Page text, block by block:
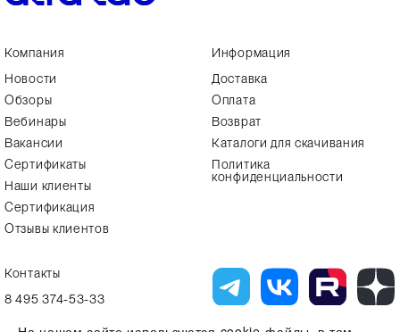
Компания
Новости
Обзоры
Вебинары
Вакансии
Сертификаты
Наши клиенты
Сертификация
Отзывы клиентов
Информация
Доставка
Оплата
Возврат
Каталоги для скачивания
Политика
конфиденциальности
Контакты
8 495 374-53-33